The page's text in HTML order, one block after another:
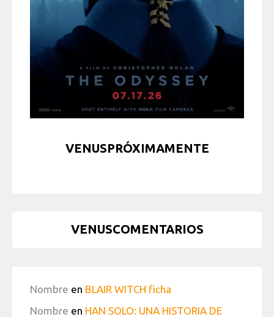
VENUSPRÓXIMAMENTE
VENUSCOMENTARIOS
Nombre en BLAIR WITCH ficha
Nombre en HAN SOLO: UNA HISTORIA DE